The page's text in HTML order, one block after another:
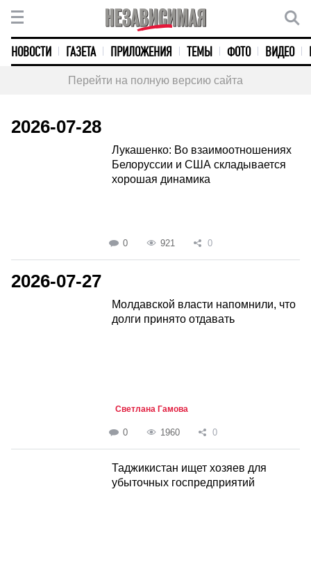
НОВОСТИ ГАЗЕТА ПРИЛОЖЕНИЯ ТЕМЫ ФОТО ВИДЕО
Перейти на полную версию сайта
2026-07-28
Лукашенко: Во взаимоотношениях
Белоруссии и США складывается
хорошая динамика
0 921 0
2026-07-27
Молдавской власти напомнили, что
долги принято отдавать
Светлана Гамова
0 1960 0
Таджикистан ищет хозяев для
убыточных госпредприятий